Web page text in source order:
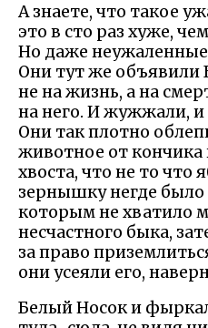
А знаете, что такое
это в сто раз хуже,
Но даже
Они тут же объявили
не на жизнь, а на
на него. И жужжали,
Они так плотно
животное от кончика
хвоста, что не то
зернышку негде было
которым не хватило
несчастного быка,
за право
они усеяли его,
Белый Носок и